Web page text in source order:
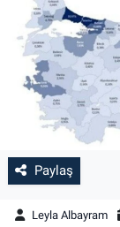
Paylaş
Leyla Albayram